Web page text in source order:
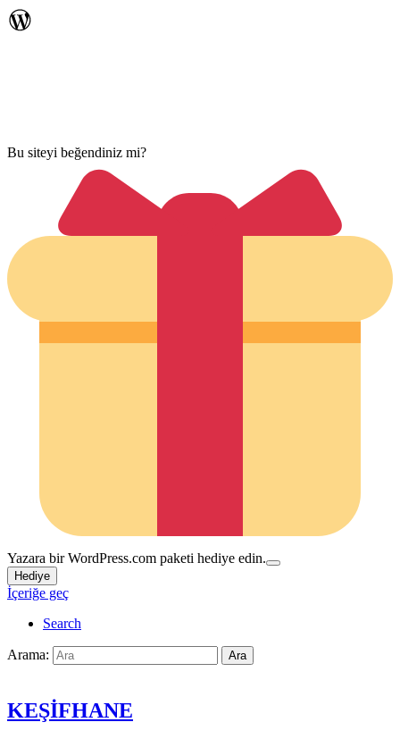
Bu siteyi beğendiniz mi?
Yazara bir WordPress.com paketi hediye edin.
Hediye
İçeriğe geç
Search
Arama: Ara
KEŞİFHANE